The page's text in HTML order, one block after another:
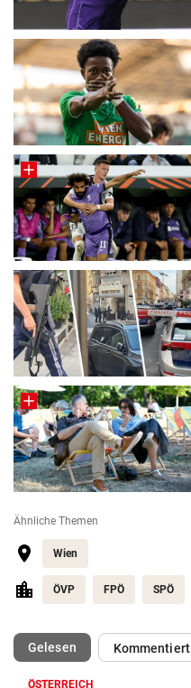
Ähnliche Themen
Wien
ÖVP FPÖ SPÖ
Gelesen(ausgewählt)Kommentiert
ÖSTERREICH